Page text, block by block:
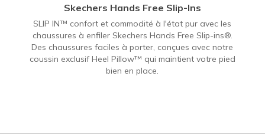
Skechers Hands Free Slip-Ins
SLIP IN™ confort et commodité à l'état pur avec les
chaussures à enfiler Skechers Hands Free Slip-ins®.
Des chaussures faciles à porter, conçues avec notre
coussin exclusif Heel Pillow™ qui maintient votre pied
bien en place.